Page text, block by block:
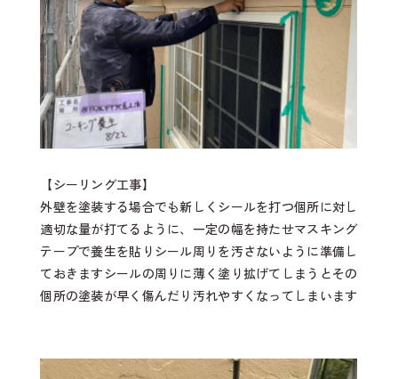
【シーリング工事】
外壁を塗装する場合でも新しくシールを打つ個所に対し
適切な量が打てるように、一定の幅を持たせマスキング
テープで養生を貼りシール周りを汚さないように準備し
ておきますシールの周りに薄く塗り拡げてしまうとその
個所の塗装が早く傷んだり汚れやすくなってしまいます